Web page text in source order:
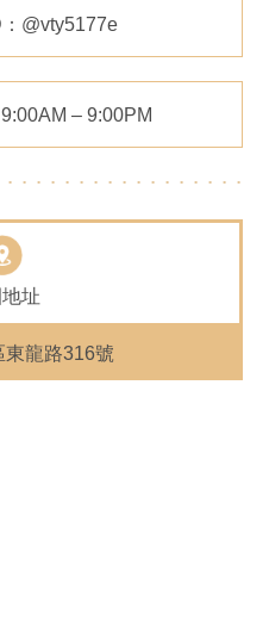
@vty5177e
– 9:00PM
址
東龍路316號